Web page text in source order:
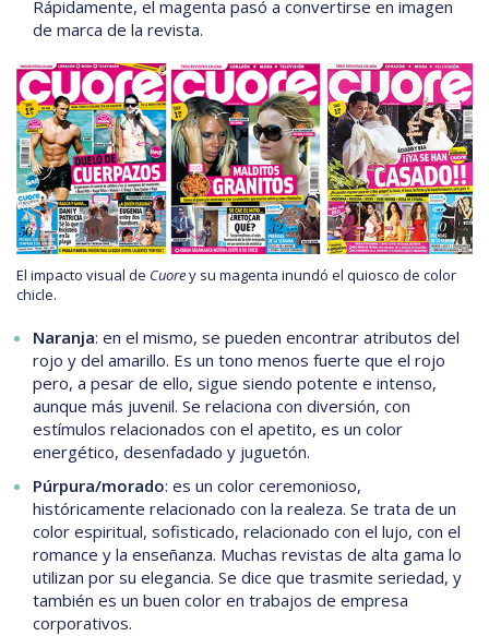
Rápidamente, el magenta pasó a convertirse en imagen
de marca de la revista.
El impacto visual de Cuorey su magenta inundó el quiosco de color
chicle.
Naranja: en el mismo, se pueden encontrar atributos del
rojo y del amarillo. Es un tono menos fuerte que el rojo
pero, a pesar de ello, sigue siendo potente e intenso,
aunque más juvenil. Se relaciona con diversión, con
estímulos relacionados con el apetito, es un color
energético, desenfadado y juguetón.
Púrpura/morado: es un color ceremonioso,
históricamente relacionado con la realeza. Se trata de un
color espiritual, sofisticado, relacionado con el lujo, con el
romance y la enseñanza. Muchas revistas de alta gama lo
utilizan por su elegancia. Se dice que trasmite seriedad, y
también es un buen color en trabajos de empresa
corporativos.